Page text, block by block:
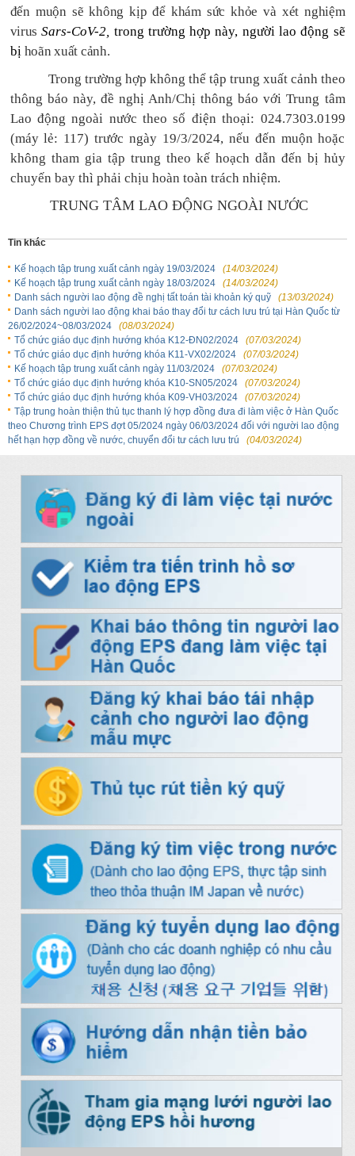
đến muộn sẽ không kịp để khám sức khỏe và xét nghiệm
virusSars-CoV-2, trong trường hợp này, người lao động sẽ
bị hoãn xuất cảnh.
Trong trường hợp không thể tập trung xuất cảnh theo
thông báo này, đề nghị Anh/Chịthông báovới Trung tâm
Lao động ngoài nước theo số điện thoại: 024.7303.0199
(máy lẻ: 117) trước ngày 19/3/2024, nếu đến muộn hoặc
không tham gia tập trung theo kế hoạch dẫn đến bị hủy
chuyến bay thì phải chịu hoàn toàn trách nhiệm.
TRUNG TÂM LAO ĐỘNG NGOÀI NƯỚC
Tin khác
Kế hoạch tập trung xuất cảnh ngày 19/03/2024
(14/03/2024)
Kế hoạch tập trung xuất cảnh ngày 18/03/2024
(14/03/2024)
Danh sách người lao động đề nghị tất toán tài khoản ký quỹ
(13/03/2024)
Danh sách người lao động khai báo thay đổi tư cách lưu trú tại Hàn Quốc từ
26/02/2024~08/03/2024
(08/03/2024)
Tổ chức giáo dục định hướng khóa K12-ĐN02/2024
(07/03/2024)
Tổ chức giáo dục định hướng khóa K11-VX02/2024
(07/03/2024)
Kế hoạch tập trung xuất cảnh ngày 11/03/2024
(07/03/2024)
Tổ chức giáo dục định hướng khóa K10-SN05/2024
(07/03/2024)
Tổ chức giáo dục định hướng khóa K09-VH03/2024
(07/03/2024)
Tập trung hoàn thiện thủ tục thanh lý hợp đồng đưa đi làm việc ở Hàn Quốc
theo Chương trình EPS đợt 05/2024 ngày 06/03/2024 đối với người lao động
hết hạn hợp đồng về nước, chuyển đổi tư cách lưu trú
(04/03/2024)